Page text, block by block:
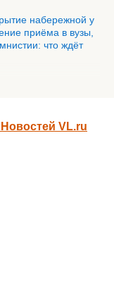
набережной у
приёма в вузы,
что ждёт
VL.ru